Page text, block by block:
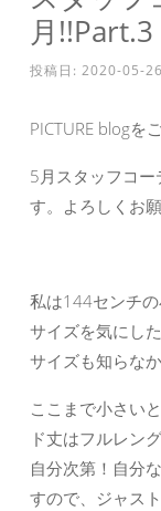
月!!Part.3
投稿日: 2020-05-26
PICTURE blogを
5月スタッフコ
す。よろしくお願
私は144センチ
サイズを気にし
サイズも知らな
ここまで小さい
ド丈はフルレン
自分次第！自分
すので、ジャス